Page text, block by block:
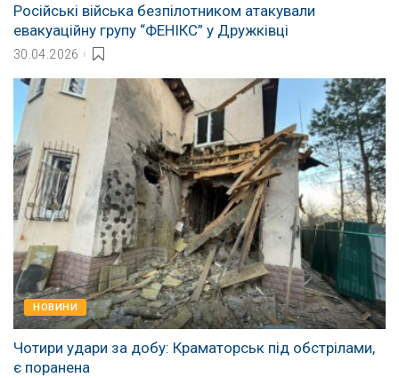
Російські війська безпілотником атакували
евакуаційну групу “ФЕНІКС” у Дружківці
30.04.2026
НОВИНИ
Чотири удари за добу: Краматорськ під обстрілами,
є поранена